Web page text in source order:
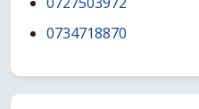
0734718870